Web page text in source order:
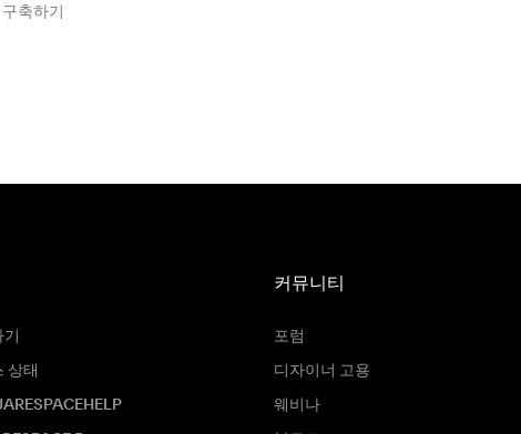
축하기
상태
커뮤니티
포럼
디자이너 고용
웨비나